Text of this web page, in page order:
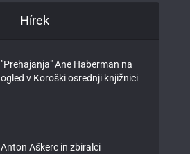
Hírek
"Prehajanja" Ane Haberman na
ogled v Koroški osrednji knjižnici
Anton Aškerc in zbiralci